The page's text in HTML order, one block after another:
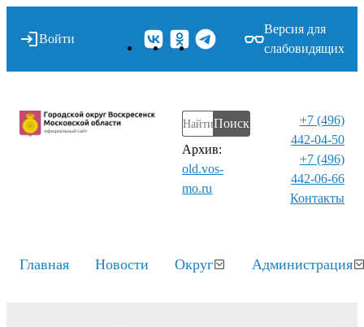
Войти
Версия для
слабовидящих
Поиск
Архив:
old.vos-
mo.ru
+7 (496)
442-04-50
+7 (496)
442-06-66
Контакты⁠
Главная Новости Округ Администрация